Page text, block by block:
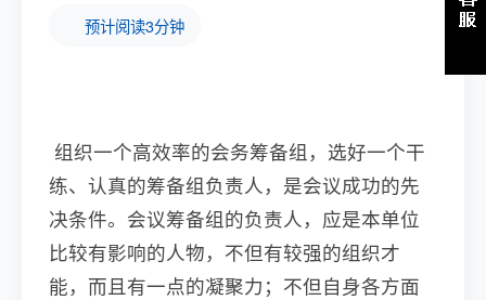
预计阅读3分钟
组织一个高效率的会务筹备组，选好一个干
练、认真的筹备组负责人，是会议成功的先
决条件。会议筹备组的负责人，应是本单位
比较有影响的人物，不但有较强的组织才
能，而且有一点的凝聚力；不但自身各方面